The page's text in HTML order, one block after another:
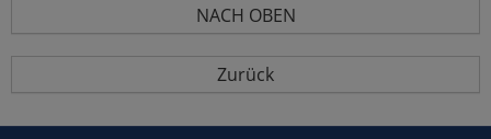
NACH OBEN
Zurück